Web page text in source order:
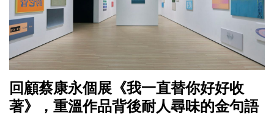
回顧蔡康永個展《我一直替你好好收
著》，重溫作品背後耐人尋味的金句語